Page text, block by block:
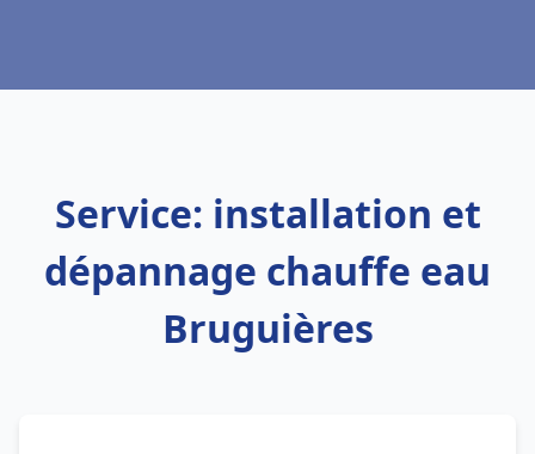
Service: installation et
dépannage chauffe eau
Bruguières